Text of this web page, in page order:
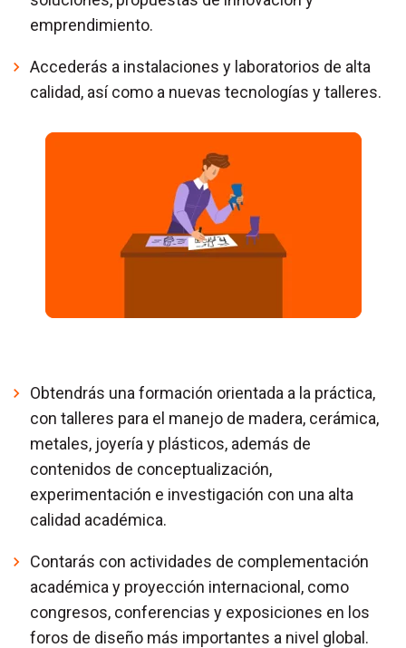
emprendimiento.
Accederás a instalaciones y laboratorios de alta
calidad, así como a nuevas tecnologías y talleres.
Obtendrás una formación orientada a la práctica,
con talleres para el manejo de madera, cerámica,
metales, joyería y plásticos, además de
contenidos de conceptualización,
experimentación e investigación con una alta
calidad académica.
Contarás con actividades de complementación
académica y proyección internacional, como
congresos, conferencias y exposiciones en los
foros de diseño más importantes a nivel global.